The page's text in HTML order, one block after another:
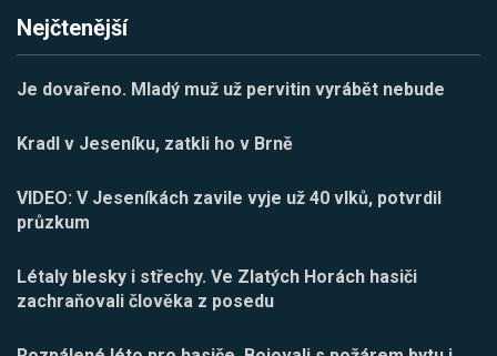
Nejčtenější
Je dovařeno. Mladý muž už pervitin vyrábět nebude
Kradl v Jeseníku, zatkli ho v Brně
VIDEO: V Jeseníkách zavile vyje už 40 vlků, potvrdil
průzkum
Létaly blesky i střechy. Ve Zlatých Horách hasiči
zachraňovali člověka z posedu